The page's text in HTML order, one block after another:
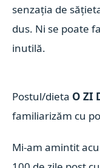
senzația de
dus. Ni se poate
inutilă.
Postul/dieta O ZI
familiarizăm cu
Mi-am amintit